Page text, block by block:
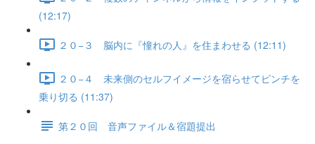
(12:17)
２０−３ 脳内に『憧れの人』を住まわせる (12:11)
２０−４ 未来側のセルフイメージを宿らせてピンチを
乗り切る (11:37)
第２０回 音声ファイル＆宿題提出